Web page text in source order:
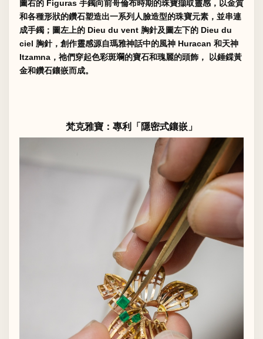
圖右的 Figuras 手鐲向前哥倫布時期的珠寶擷取靈感，以金質
和各種形狀的鑽石塑造出一系列人臉造型的珠寶元素，並串連
成手鐲；圖左上的 Dieu du vent 胸針及圖左下的 Dieu du
ciel 胸針，創作靈感源自瑪雅神話中的風神 Huracan 和天神
Itzamna，祂們穿起色彩斑斕的寶石和瑰麗的頭飾， 以錘鍱黃
金和鑽石鑲嵌而成。
梵克雅寶：專利「隱密式鑲嵌」